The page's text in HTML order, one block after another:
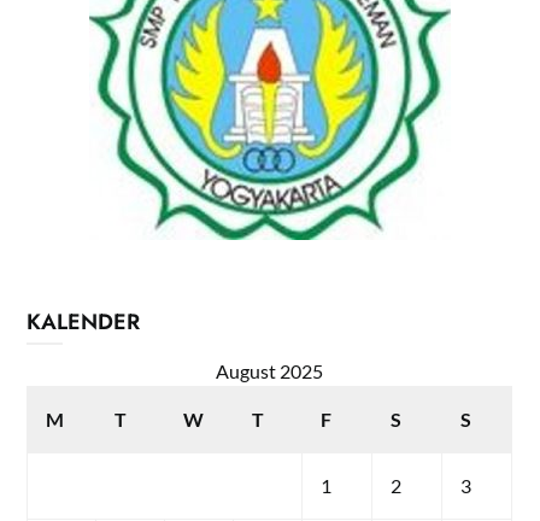
KALENDER
August 2025
M T W T F S S
1 2 3